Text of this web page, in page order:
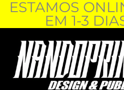
SkipESTAMOS
EM 1-3